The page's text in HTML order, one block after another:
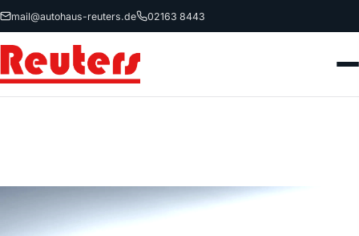
mail@autohaus-reuters.de 02163 8443